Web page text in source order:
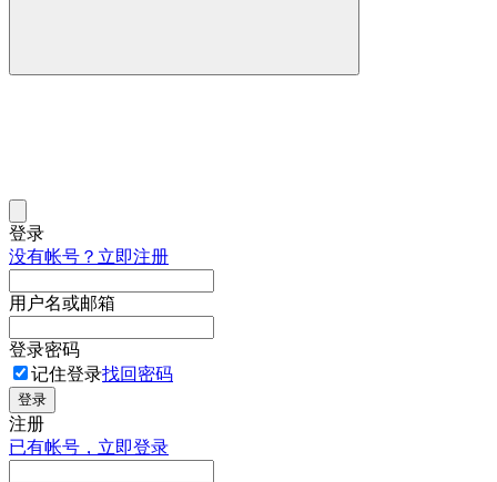
登录
没有帐号？立即注册
用户名或邮箱
登录密码
记住登录找回密码
登录
注册
已有帐号，立即登录